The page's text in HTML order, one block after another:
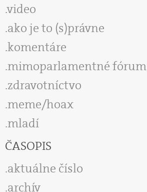
video
ako je to (s)právne
komentáre
mimoparlamentné fórum
zdravotníctvo
meme/hoax
mladí
ČASOPIS
aktuálne číslo
archív